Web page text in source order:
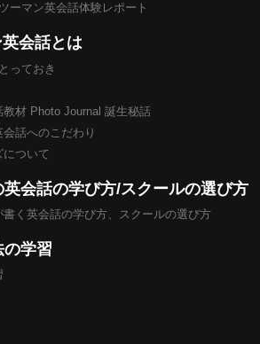
ーマン英会話体験レポート
会話とは
っておき
材 Photo Journal 誕生秘話
話へのこだわり
について
会話の学び方/スクールの選び方
く英会話の学び方、スクールの選び方
学習